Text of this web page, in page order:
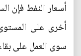
أسعار النفط فإن
أخرى على
سوى العمل على